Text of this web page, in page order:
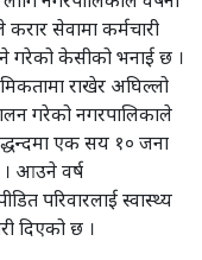
सेवामा कर्मचारी
गरेको केसीको भनाई छ ।
राखेर अघिल्लो
गरेको नगरपालिकाले
एक सय १० जना
आउने वर्ष
परिवारलाई स्वास्थ्य
दिएको छ ।